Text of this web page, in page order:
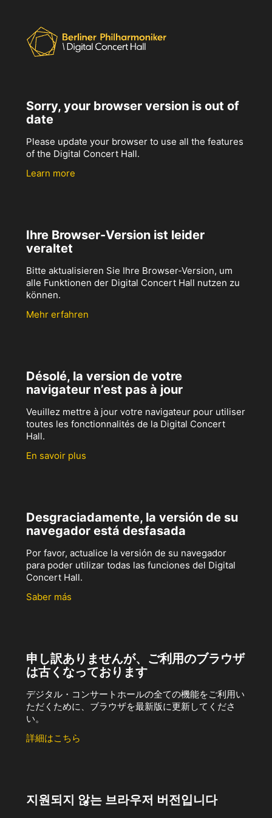
Sorry, your browser version is out of
date
Please update your browser to use all the features
of the Digital Concert Hall.
Learn more
Ihre Browser-Version ist leider
veraltet
Bitte aktualisieren Sie Ihre Browser-Version, um
alle Funktionen der Digital Concert Hall nutzen zu
können.
Mehr erfahren
Désolé, la version de votre
navigateur n’est pas à jour
Veuillez mettre à jour votre navigateur pour utiliser
toutes les fonctionnalités de la Digital Concert
Hall.
En savoir plus
Desgraciadamente, la versión de su
navegador está desfasada
Por favor, actualice la versión de su navegador
para poder utilizar todas las funciones del Digital
Concert Hall.
Saber más
申し訳ありませんが、ご利用のブラウザ
は古くなっております
デジタル・コンサートホールの全ての機能をご利用い
ただくために、ブラウザを最新版に更新してくださ
い。
詳細はこちら
지원되지 않는 브라우저 버전입니다